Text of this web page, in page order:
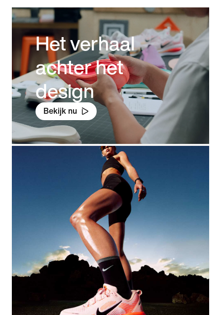
Het verhaal
achter het
design
Bekijk nu